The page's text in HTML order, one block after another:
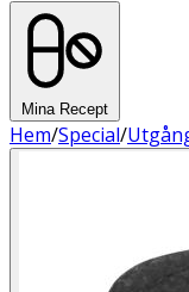
Mina Recept
Hem/Special/